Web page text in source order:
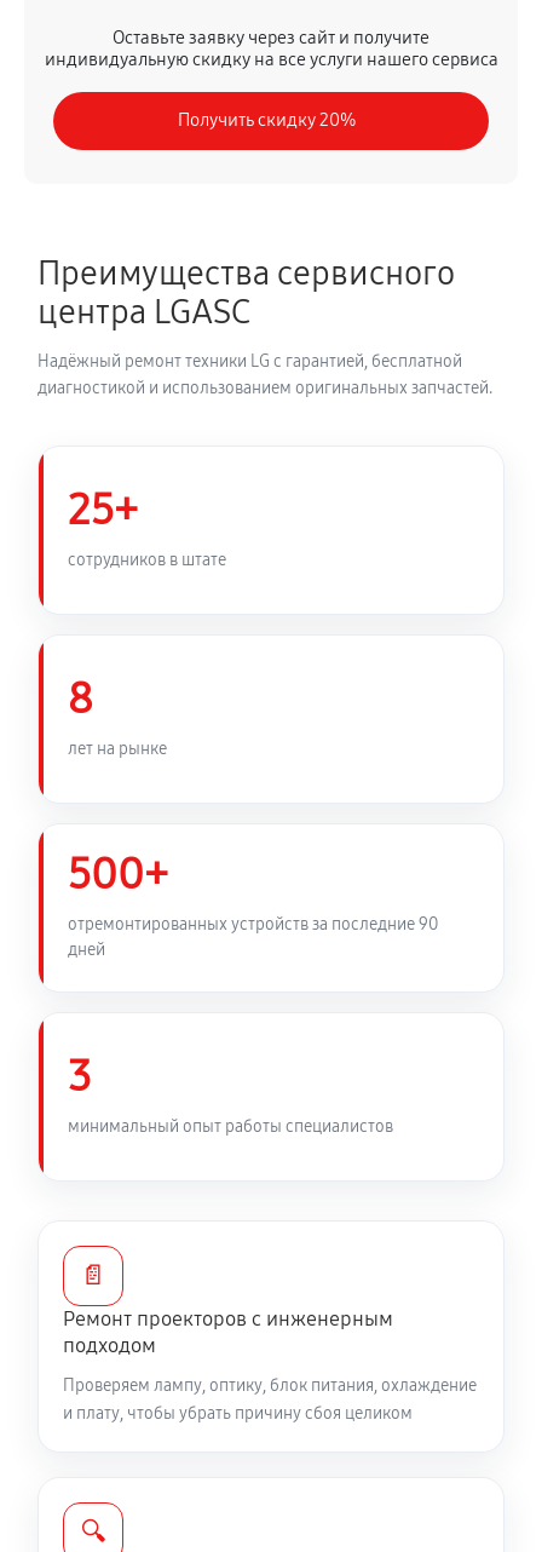
Оставьте заявку через сайт и получите
индивидуальную скидку на все услуги нашего сервиса
Получить скидку 20%
Преимущества сервисного
центра LGASC
Надёжный ремонт техники LG с гарантией, бесплатной
диагностикой и использованием оригинальных запчастей.
25+
сотрудников в штате
8
лет на рынке
500+
отремонтированных устройств за последние 90
дней
3
минимальный опыт работы специалистов
📄
Ремонт проекторов с инженерным
подходом
Проверяем лампу, оптику, блок питания, охлаждение
и плату, чтобы убрать причину сбоя целиком
🔍